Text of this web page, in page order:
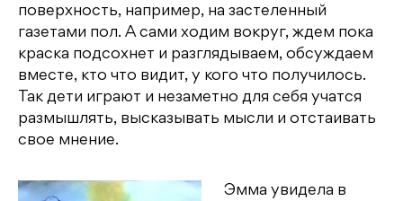
поверхность, например, на застеленный
газетами пол. А сами ходим вокруг, ждем пока
краска подсохнет и разглядываем, обсуждаем
вместе, кто что видит, у кого что получилось.
Так дети играют и незаметно для себя учатся
размышлять, высказывать мысли и отстаивать
свое мнение.
Эмма увидела в